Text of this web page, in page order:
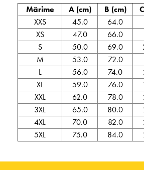
Mărime A (cm) B (cm)
XXS
45.0 64.0
XS
47.0 66.0
S
50.0 69.0
M
53.0 72.0
L
56.0 74.0
XL
59.0 76.0
XXL
62.0 78.0
3XL
65.0 80.0
4XL
70.0 82.0
5XL
75.0 84.0